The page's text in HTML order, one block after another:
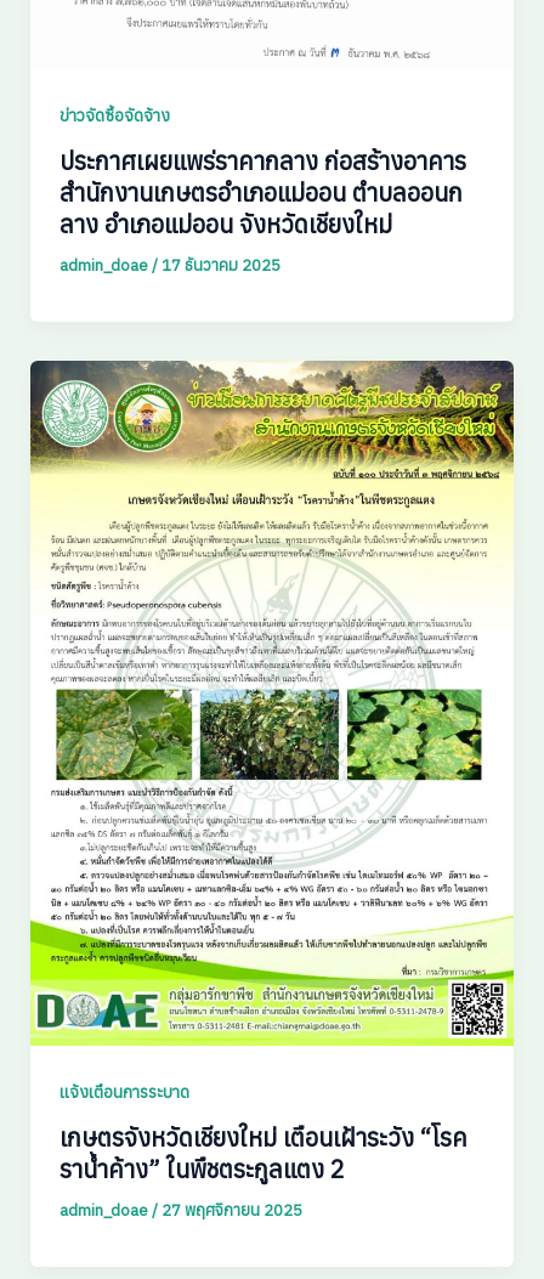
ข่าวจัดซื้อจัดจ้าง
ประกาศเผยแพร่ราคากลาง ก่อสร้างอาคาร
สำนักงานเกษตรอำเภอแม่ออน ตำบลออนก
ลาง อำเภอแม่ออน จังหวัดเชียงใหม่
admin_doae/ 17 ธันวาคม 2025
แจ้งเตือนการระบาด
เกษตรจังหวัดเชียงใหม่ เตือนเฝ้าระวัง “โรค
ราน้ำค้าง” ในพืชตระกูลแตง 2
admin_doae/ 27 พฤศจิกายน 2025